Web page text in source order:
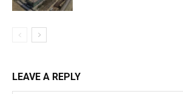
LEAVE A REPLY